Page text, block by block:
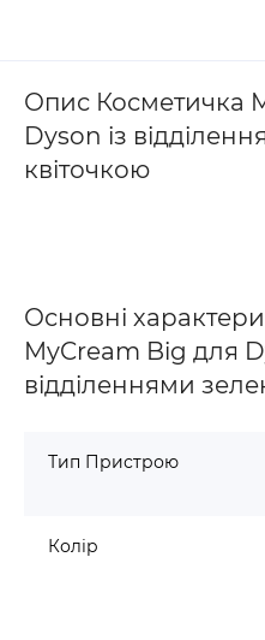
Опис Косметичка
Dyson із
квіточкою
Основні
MyCream Big для
відділеннями
Тип Пристрою
Колір